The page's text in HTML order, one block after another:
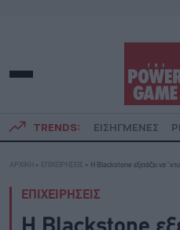
TRENDS: ΕΙΣΗΓΜΕΝΕΣ
ΑΡΧΙΚΗ » ΕΠΙΧΕΙΡΗΣΕΙΣ » Η Blackstone εξετάζει να
ΕΠΙΧΕΙΡΗΣΕΙΣ